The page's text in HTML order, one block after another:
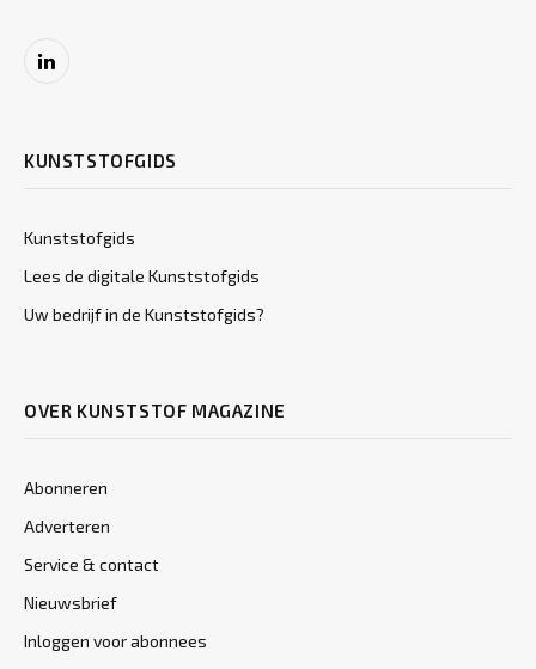
LinkedIn
KUNSTSTOFGIDS
Kunststofgids
Lees de digitale Kunststofgids
Uw bedrijf in de Kunststofgids?
OVER KUNSTSTOF MAGAZINE
Abonneren
Adverteren
Service & contact
Nieuwsbrief
Inloggen voor abonnees